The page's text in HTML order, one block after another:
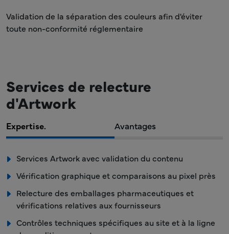
Validation de la séparation des couleurs afin d'éviter
toute non-conformité réglementaire
Services de relecture
d'Artwork
Expertise. Avantages
Services Artwork avec validation du contenu
Vérification graphique et comparaisons au pixel près
Relecture des emballages pharmaceutiques et
vérifications relatives aux fournisseurs
Contrôles techniques spécifiques au site et à la ligne